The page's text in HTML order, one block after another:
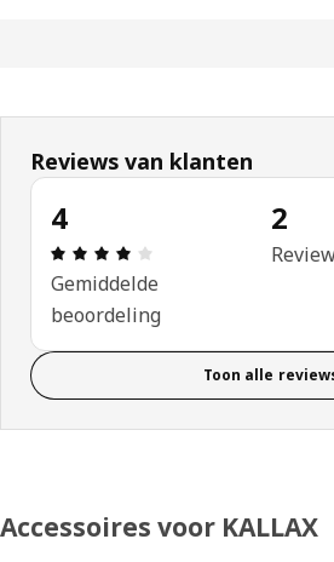
Reviews van klanten
4
Review: 4 van 5
Gemiddelde
beoordeling
2
Toon alle
Accessoires voor KALLAX